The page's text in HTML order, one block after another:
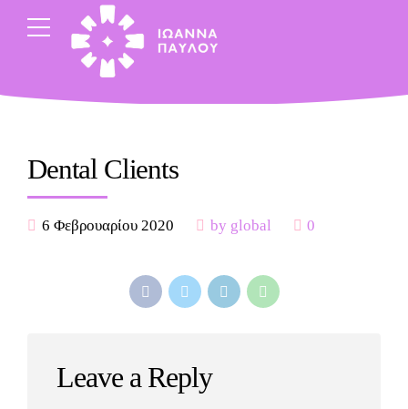
Dental Clients
6 Φεβρουαρίου 2020 by global 0
Leave a Reply